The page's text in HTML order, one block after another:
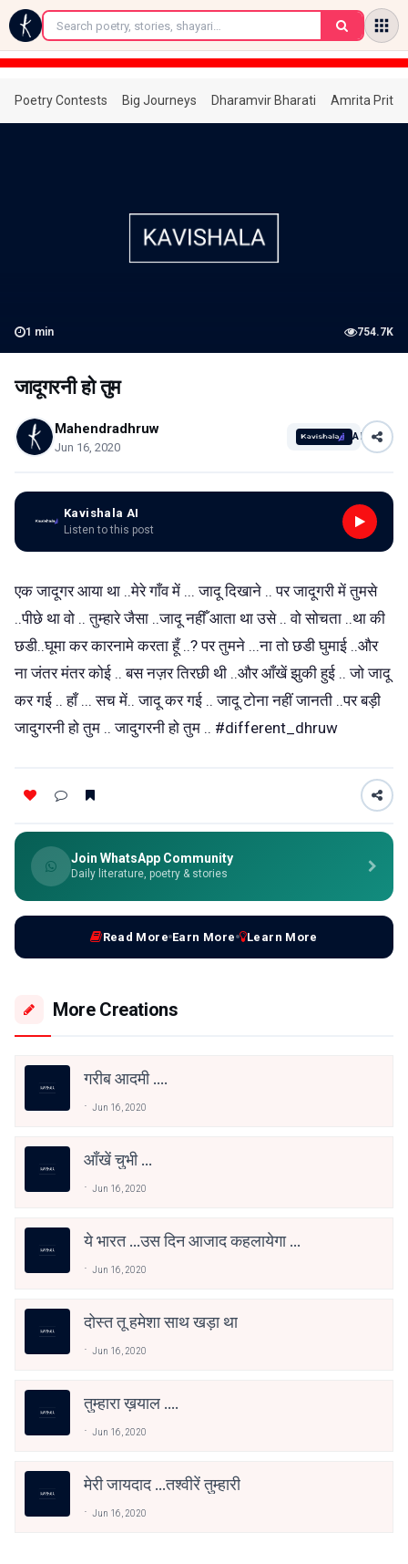
←
Poetry Contests Big Journeys Dharamvir Bharati Amrita
1 min 754.7K
जादूगरनी हो तुम
Mahendradhruw
Jun 16, 2020
AI
Kavishala AI
Listen to this post
एक जादूगर आया था ..मेरे गाँव में ... जादू दिखाने .. पर जादूगरी में तुमसे
..पीछे था वो .. तुम्हारे जैसा ..जादू नहीँ आता था उसे .. वो सोचता ..था की
छडी..घूमा कर कारनामे करता हूँ ..? पर तुमने ...ना तो छडी घुमाई ..और
ना जंतर मंतर कोई .. बस नज़र तिरछी थी ..और आँखें झुकी हुई .. जो जादू
कर गई .. हाँ ... सच में.. जादू कर गई .. जादू टोना नहीं जानती ..पर बड़ी
जादुगरनी हो तुम .. जादुगरनी हो तुम .. #different_dhruw
Join WhatsApp Community
Daily literature, poetry & stories
Read More Earn More Learn More
More Creations
गरीब आदमी ....
Jun 16, 2020
आँखें चुभी ...
Jun 16, 2020
ये भारत ...उस दिन आजाद कहलायेगा ...
Jun 16, 2020
दोस्त तू हमेशा साथ खड़ा था
Jun 16, 2020
तुम्हारा ख़याल ....
Jun 16, 2020
मेरी जायदाद ...तश्वीरें तुम्हारी
Jun 16, 2020